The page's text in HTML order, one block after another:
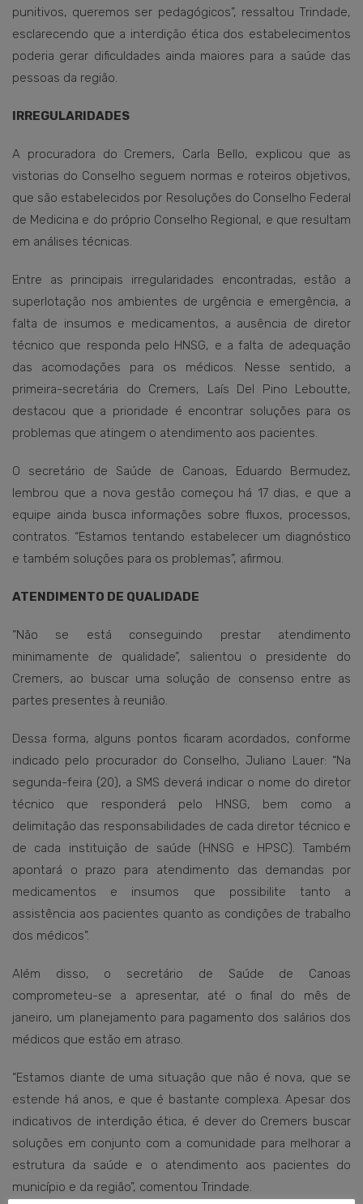
punitivos, queremos ser pedagógicos”, ressaltou Trindade,
esclarecendo que a interdição ética dos estabelecimentos
poderia gerar dificuldades ainda maiores para a saúde das
pessoas da região.
IRREGULARIDADES
A procuradora do Cremers, Carla Bello, explicou que as
vistorias do Conselho seguem normas e roteiros objetivos,
que são estabelecidos por Resoluções do Conselho Federal
de Medicina e do próprio Conselho Regional, e que resultam
em análises técnicas.
Entre as principais irregularidades encontradas, estão a
superlotação nos ambientes de urgência e emergência, a
falta de insumos e medicamentos, a ausência de diretor
técnico que responda pelo HNSG, e a falta de adequação
das acomodações para os médicos. Nesse sentido, a
primeira-secretária do Cremers, Laís Del Pino Leboutte,
destacou que a prioridade é encontrar soluções para os
problemas que atingem o atendimento aos pacientes.
O secretário de Saúde de Canoas, Eduardo Bermudez,
lembrou que a nova gestão começou há 17 dias, e que a
equipe ainda busca informações sobre fluxos, processos,
contratos. “Estamos tentando estabelecer um diagnóstico
e também soluções para os problemas”, afirmou.
ATENDIMENTO DE QUALIDADE
“Não se está conseguindo prestar atendimento
minimamente de qualidade”, salientou o presidente do
Cremers, ao buscar uma solução de consenso entre as
partes presentes à reunião.
Dessa forma, alguns pontos ficaram acordados, conforme
indicado pelo procurador do Conselho, Juliano Lauer: “Na
segunda-feira (20), a SMS deverá indicar o nome do diretor
técnico que responderá pelo HNSG, bem como a
delimitação das responsabilidades de cada diretor técnico e
de cada instituição de saúde (HNSG e HPSC). Também
apontará o prazo para atendimento das demandas por
medicamentos e insumos que possibilite tanto a
assistência aos pacientes quanto as condições de trabalho
dos médicos”.
Além disso, o secretário de Saúde de Canoas
comprometeu-se a apresentar, até o final do mês de
janeiro, um planejamento para pagamento dos salários dos
médicos que estão em atraso.
“Estamos diante de uma situação que não é nova, que se
estende há anos, e que é bastante complexa. Apesar dos
indicativos de interdição ética, é dever do Cremers buscar
soluções em conjunto com a comunidade para melhorar a
estrutura da saúde e o atendimento aos pacientes do
município e da região”, comentou Trindade.